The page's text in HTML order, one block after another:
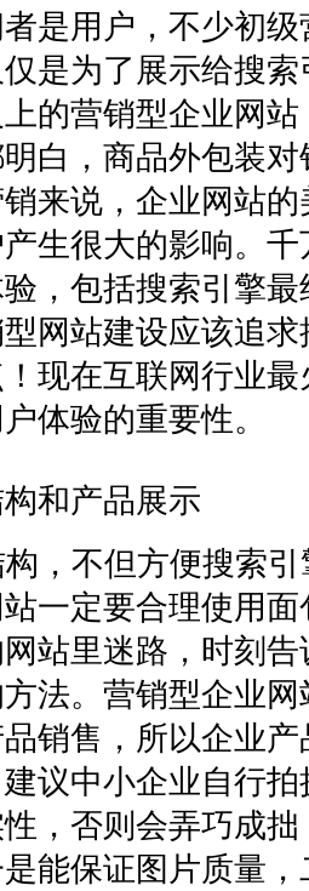
用户，不少初级
是为了展示给搜
的营销型企业网
白，商品外包装
来说，企业网站
生很大的影响。
，包括搜索引擎
网站建设应该追
现在互联网行业
体验的重要性。
和产品展示
，不但方便搜索引
一定要合理使用
站里迷路，时刻
法。营销型企业
销售，所以企业
议中小企业自行
，否则会弄巧成
能保证图片质量